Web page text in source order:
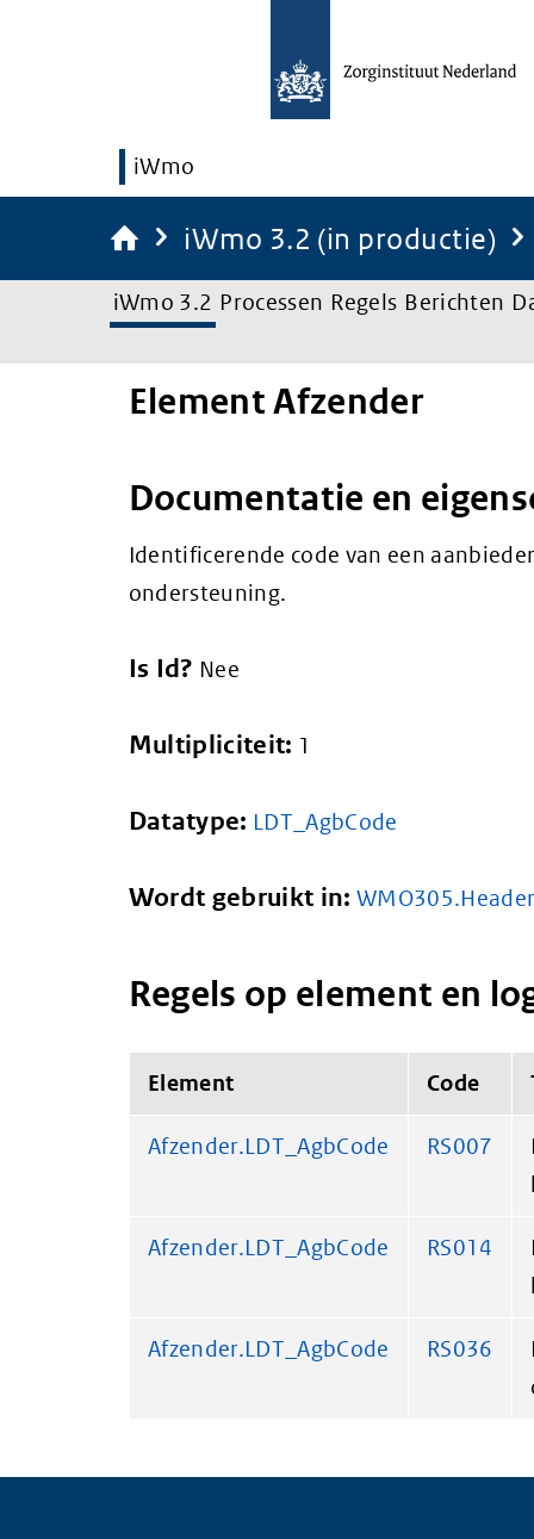
iWmo
iWmo 3.2 (in productie)
iWmo 3.2 Processen Regels Berichten
Element Afzender
Documentatie en
Identificerende code van een
ondersteuning.
Is Id? Nee
Multipliciteit: 1
Datatype: LDT_AgbCode
Wordt gebruikt in:
Regels op element en
Element Code
Afzender.LDT_AgbCode RS007
Afzender.LDT_AgbCode RS014
Afzender.LDT_AgbCode RS036